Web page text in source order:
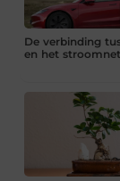
De verbinding
en het stroomnet